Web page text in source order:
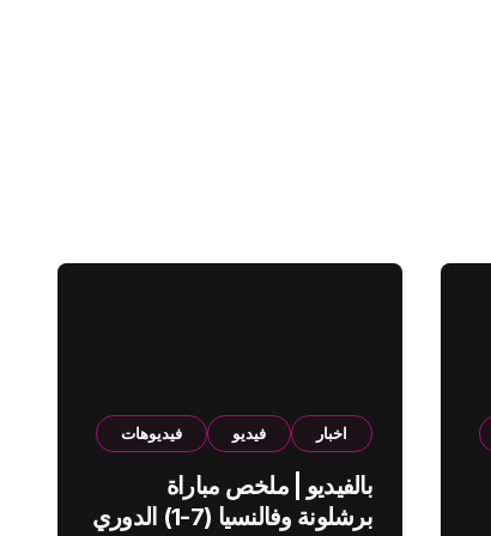
اخبار فيديو فيديوهات
بالفيديو | ملخص مباراة
برشلونة وفالنسيا (7-1) الدوري